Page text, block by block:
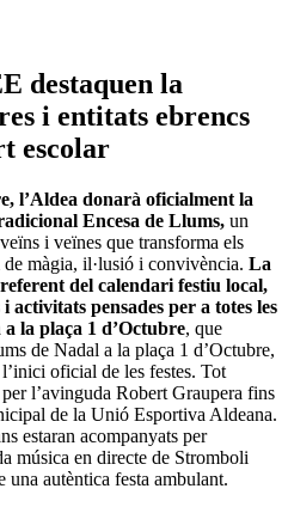
destaquen la
i entitats ebrencs
escolar
l’Aldea donarà oficialment la
Encesa de Llums, un
i veïnes que transforma els
màgia, il·lusió i convivència. La
del calendari festiu local,
pensades per a totes les
a la plaça 1 d’Octubre, que
de Nadal a la plaça 1 d’Octubre,
oficial de les festes. Tot
l’avinguda Robert Graupera fins
de la Unió Esportiva Aldeana.
estaran acompanyats per
música en directe de Stromboli
una autèntica festa ambulant.